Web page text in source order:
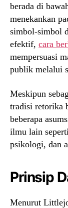
berada di
menekankan
simbol-simbol
efektif, cara
mempersuasi
publik melalui
Meskipun
tradisi retorika
beberapa
ilmu lain
psikologi, dan
Prinsip
Menurut